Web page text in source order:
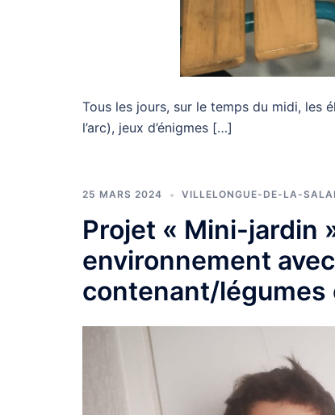
Tous les jours, sur le temps du midi, les
l’arc), jeux d’énigmes […]
25 MARS 2024 VILLELONGUE-DE-LA-
Projet « Mini-jardin
environnement
contenant/légumes